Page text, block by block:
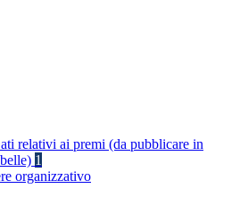
relativi ai premi (da pubblicare in
1
organizzativo